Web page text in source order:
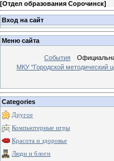
[Отдел образования Сорочинск]
Вход на сайт
Меню сайта
События
МКУ "Городской методический
Categories
Другое
Компьютерные игры
Красота и здоровье
Люди и блоги